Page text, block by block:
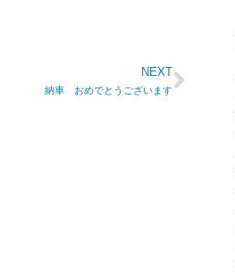
NEXT
納車 おめでとうございます